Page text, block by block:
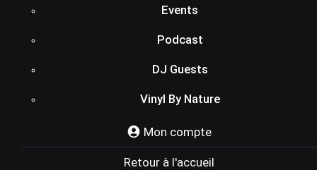
Events
Podcast
DJ Guests
Vinyl By Nature
Mon compte
Retour à l'accueil